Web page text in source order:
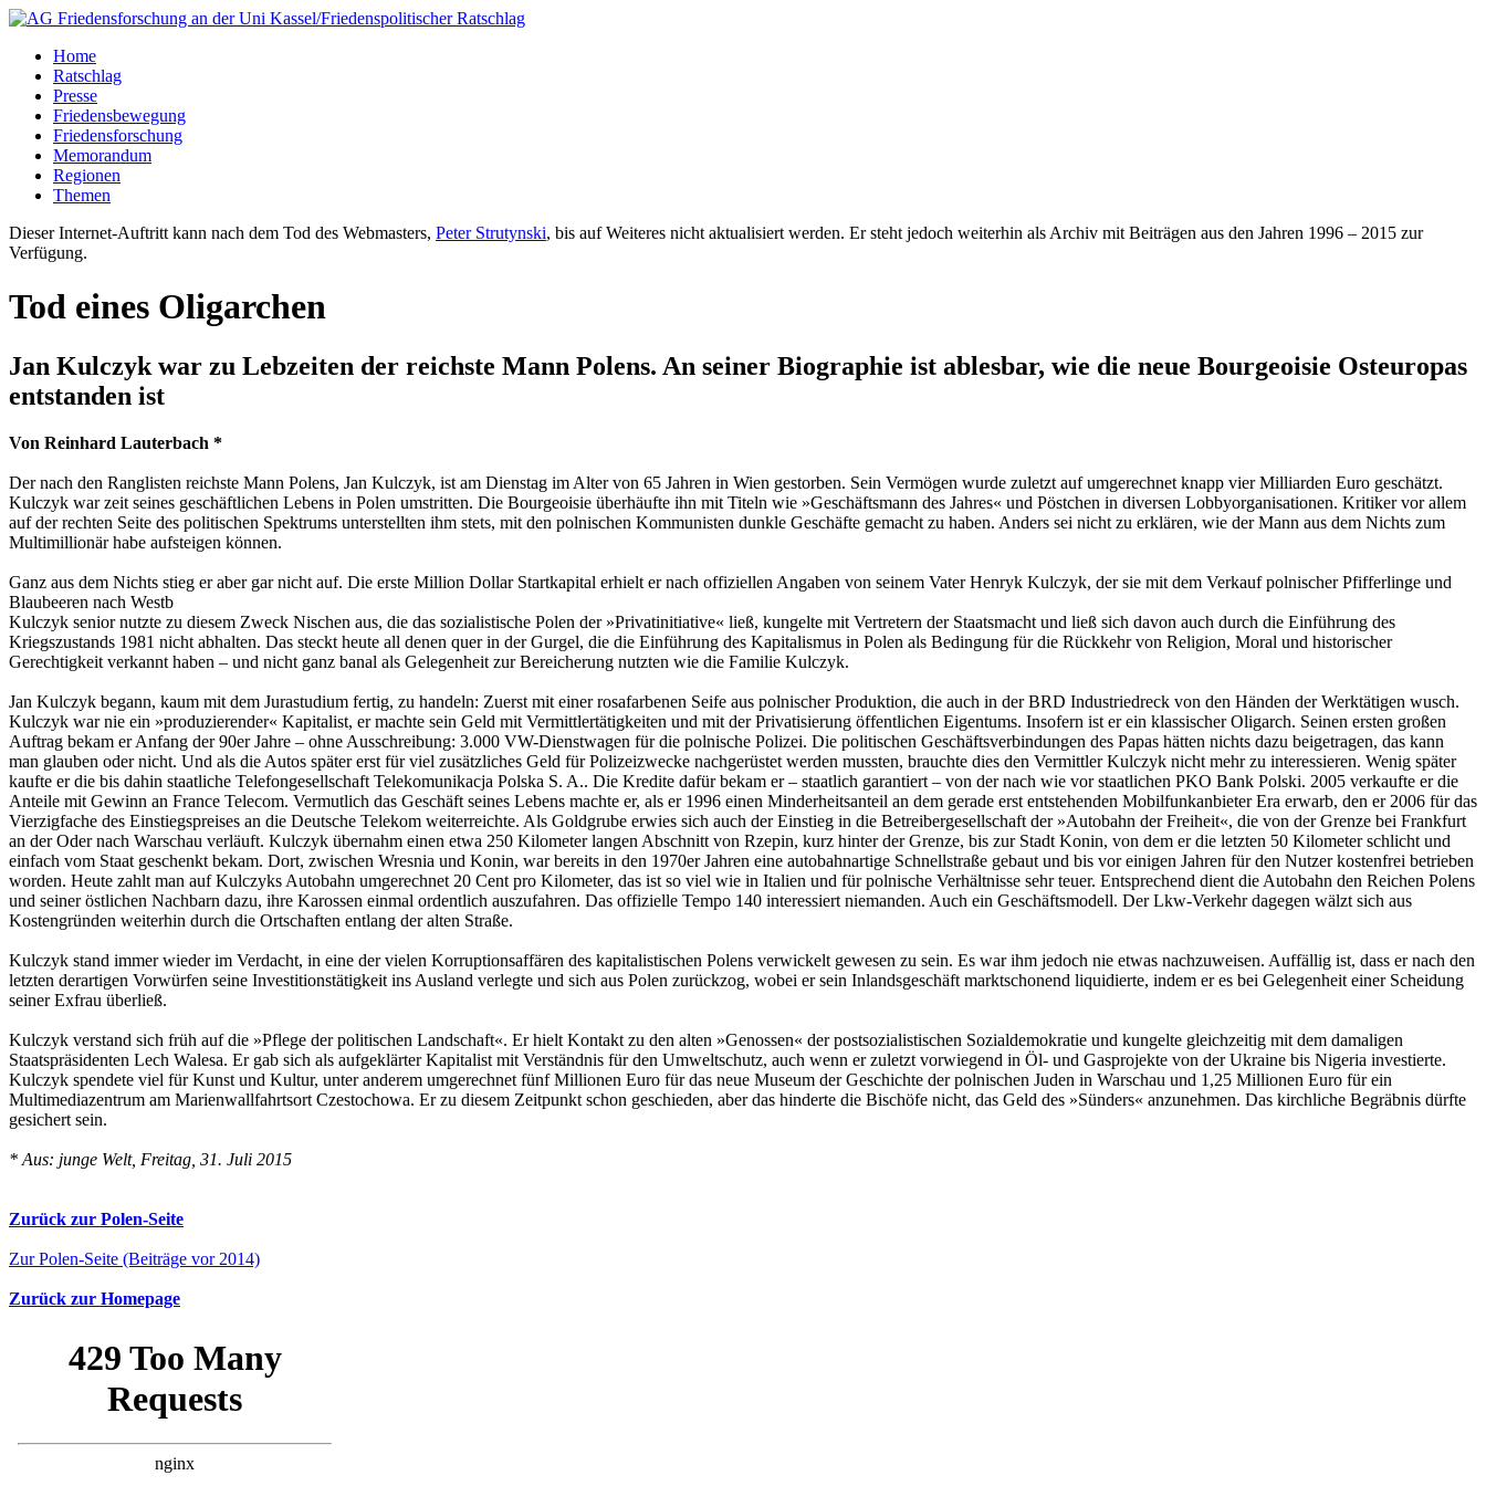
Home
Ratschlag
Presse
Friedensbewegung
Friedensforschung
Memorandum
Regionen
Themen
Dieser Internet-Auftritt kann nach dem Tod des Webmasters, Peter Strutynski, bis auf Weiteres nicht aktualisiert werden. Er steht jedoch weiterhin als Archiv mit Beiträgen aus den Jahren 1996 – 2015 zur
Verfügung.
Tod eines Oligarchen
Jan Kulczyk war zu Lebzeiten der reichste Mann Polens. An seiner Biographie ist ablesbar, wie die neue Bourgeoisie Osteuropas
entstanden ist
Von Reinhard Lauterbach *
Der nach den Ranglisten reichste Mann Polens, Jan Kulczyk, ist am Dienstag im Alter von 65 Jahren in Wien gestorben. Sein Vermögen wurde zuletzt auf umgerechnet knapp vier Milliarden Euro geschätzt.
Kulczyk war zeit seines geschäftlichen Lebens in Polen umstritten. Die Bourgeoisie überhäufte ihn mit Titeln wie »Geschäftsmann des Jahres« und Pöstchen in diversen Lobbyorganisationen. Kritiker vor allem
auf der rechten Seite des politischen Spektrums unterstellten ihm stets, mit den polnischen Kommunisten dunkle Geschäfte gemacht zu haben. Anders sei nicht zu erklären, wie der Mann aus dem Nichts zum
Multimillionär habe aufsteigen können.
Ganz aus dem Nichts stieg er aber gar nicht auf. Die erste Million Dollar Startkapital erhielt er nach offiziellen Angaben von seinem Vater Henryk Kulczyk, der sie mit dem Verkauf polnischer Pfifferlinge und
Blaubeeren nach Westb
Kulczyk senior nutzte zu diesem Zweck Nischen aus, die das sozialistische Polen der »Privatinitiative« ließ, kungelte mit Vertretern der Staatsmacht und ließ sich davon auch durch die Einführung des
Kriegszustands 1981 nicht abhalten. Das steckt heute all denen quer in der Gurgel, die die Einführung des Kapitalismus in Polen als Bedingung für die Rückkehr von Religion, Moral und historischer
Gerechtigkeit verkannt haben – und nicht ganz banal als Gelegenheit zur Bereicherung nutzten wie die Familie Kulczyk.
Jan Kulczyk begann, kaum mit dem Jurastudium fertig, zu handeln: Zuerst mit einer rosafarbenen Seife aus polnischer Produktion, die auch in der BRD Industriedreck von den Händen der Werktätigen wusch.
Kulczyk war nie ein »produzierender« Kapitalist, er machte sein Geld mit Vermittlertätigkeiten und mit der Privatisierung öffentlichen Eigentums. Insofern ist er ein klassischer Oligarch. Seinen ersten großen
Auftrag bekam er Anfang der 90er Jahre – ohne Ausschreibung: 3.000 VW-Dienstwagen für die polnische Polizei. Die politischen Geschäftsverbindungen des Papas hätten nichts dazu beigetragen, das kann
man glauben oder nicht. Und als die Autos später erst für viel zusätzliches Geld für Polizeizwecke nachgerüstet werden mussten, brauchte dies den Vermittler Kulczyk nicht mehr zu interessieren. Wenig später
kaufte er die bis dahin staatliche Telefongesellschaft Telekomunikacja Polska S. A.. Die Kredite dafür bekam er – staatlich garantiert – von der nach wie vor staatlichen PKO Bank Polski. 2005 verkaufte er die
Anteile mit Gewinn an France Telecom. Vermutlich das Geschäft seines Lebens machte er, als er 1996 einen Minderheitsanteil an dem gerade erst entstehenden Mobilfunkanbieter Era erwarb, den er 2006 für das
Vierzigfache des Einstiegspreises an die Deutsche Telekom weiterreichte. Als Goldgrube erwies sich auch der Einstieg in die Betreibergesellschaft der »Autobahn der Freiheit«, die von der Grenze bei Frankfurt
an der Oder nach Warschau verläuft. Kulczyk übernahm einen etwa 250 Kilometer langen Abschnitt von Rzepin, kurz hinter der Grenze, bis zur Stadt Konin, von dem er die letzten 50 Kilometer schlicht und
einfach vom Staat geschenkt bekam. Dort, zwischen Wresnia und Konin, war bereits in den 1970er Jahren eine autobahnartige Schnellstraße gebaut und bis vor einigen Jahren für den Nutzer kostenfrei betrieben
worden. Heute zahlt man auf Kulczyks Autobahn umgerechnet 20 Cent pro Kilometer, das ist so viel wie in Italien und für polnische Verhältnisse sehr teuer. Entsprechend dient die Autobahn den Reichen Polens
und seiner östlichen Nachbarn dazu, ihre Karossen einmal ordentlich auszufahren. Das offizielle Tempo 140 interessiert niemanden. Auch ein Geschäftsmodell. Der Lkw-Verkehr dagegen wälzt sich aus
Kostengründen weiterhin durch die Ortschaften entlang der alten Straße.
Kulczyk stand immer wieder im Verdacht, in eine der vielen Korruptionsaffären des kapitalistischen Polens verwickelt gewesen zu sein. Es war ihm jedoch nie etwas nachzuweisen. Auffällig ist, dass er nach den
letzten derartigen Vorwürfen seine Investitionstätigkeit ins Ausland verlegte und sich aus Polen zurückzog, wobei er sein Inlandsgeschäft marktschonend liquidierte, indem er es bei Gelegenheit einer Scheidung
seiner Exfrau überließ.
Kulczyk verstand sich früh auf die »Pflege der politischen Landschaft«. Er hielt Kontakt zu den alten »Genossen« der postsozialistischen Sozialdemokratie und kungelte gleichzeitig mit dem damaligen
Staatspräsidenten Lech Walesa. Er gab sich als aufgeklärter Kapitalist mit Verständnis für den Umweltschutz, auch wenn er zuletzt vorwiegend in Öl- und Gasprojekte von der Ukraine bis Nigeria investierte.
Kulczyk spendete viel für Kunst und Kultur, unter anderem umgerechnet fünf Millionen Euro für das neue Museum der Geschichte der polnischen Juden in Warschau und 1,25 Millionen Euro für ein
Multimediazentrum am Marienwallfahrtsort Czestochowa. Er zu diesem Zeitpunkt schon geschieden, aber das hinderte die Bischöfe nicht, das Geld des »Sünders« anzunehmen. Das kirchliche Begräbnis dürfte
gesichert sein.
* Aus: junge Welt, Freitag, 31. Juli 2015
Zurück zur Polen-Seite
Zur Polen-Seite (Beiträge vor 2014)
Zurück zur Homepage